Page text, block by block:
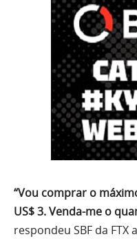
“Vou comprar o
US$ 3. Venda-me o
respondeu SBF da